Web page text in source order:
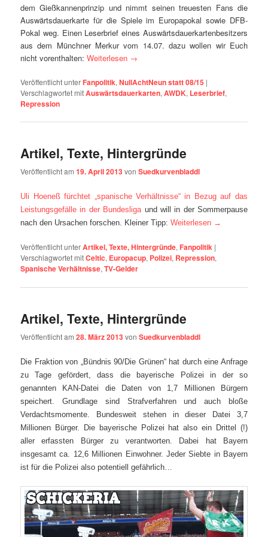
dem Gießkannenprinzip und nimmt seinen treuesten Fans die
Auswärtsdauerkarte für die Spiele im Europapokal sowie DFB-
Pokal weg. Einen Leserbrief eines Auswärtsdauerkartenbesitzers
aus dem Münchner Merkur vom 14.07. dazu wollen wir Euch
nicht vorenthalten:Weiterlesen →
Veröffentlicht unter Fanpolitik,NullAchtNeun statt 08/15 |
Verschlagwortet mitAuswärtsdauerkarten,AWDK, Leserbrief,
Repression
Artikel, Texte, Hintergründe
Veröffentlicht am19. April 2013vonSuedkurvenbladdl
Uli Hoeneß fürchtet „spanische Verhältnisse“ in Bezug auf das
Leistungsgefälle in der Bundesliga und will in der Sommerpause
nach den Ursachen forschen. Kleiner Tipp:Weiterlesen →
Veröffentlicht unterArtikel, Texte, Hintergründe, Fanpolitik |
Verschlagwortet mitCeltic, Europacup, Polizei, Repression,
Spanische Verhältnisse,TV-Gelder
Artikel, Texte, Hintergründe
Veröffentlicht am28. März 2013vonSuedkurvenbladdl
Die Fraktion von „Bündnis 90/Die Grünen“ hat durch eine Anfrage
zu Tage gefördert, dass die bayerische Polizei in der so
genannten KAN-Datei die Daten von 1,7 Millionen Bürgern
speichert. Grundlage sind Strafverfahren und auch bloße
Verdachtsmomente. Bundesweit stehen in dieser Datei 3,7
Millionen Bürger. Die bayerische Polizei hat also ein Drittel (!)
aller erfassten Bürger zu verantworten. Dabei hat Bayern
insgesamt ca. 12,6 Millionen Einwohner. Jeder Siebte in Bayern
ist für die Polizei also potentiell gefährlich…